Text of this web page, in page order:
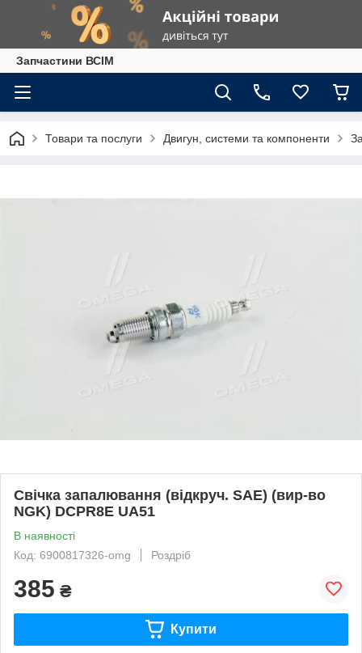
Запчастини ВСІМ
Товари та послуги Двигун, системи та компоненти
Свічка запалювання (відкруч. SAE) (вир-во
NGK) DCPR8E UA51
В наявності
Код: 6900817326-omg
Роздріб
385 ₴
Купити